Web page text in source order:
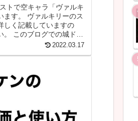
トで空キャラ「ヴァルキ
ます。 ヴァルキリーのス
しく記載していますの
。 このブログでの城ドラ
2022.03.17